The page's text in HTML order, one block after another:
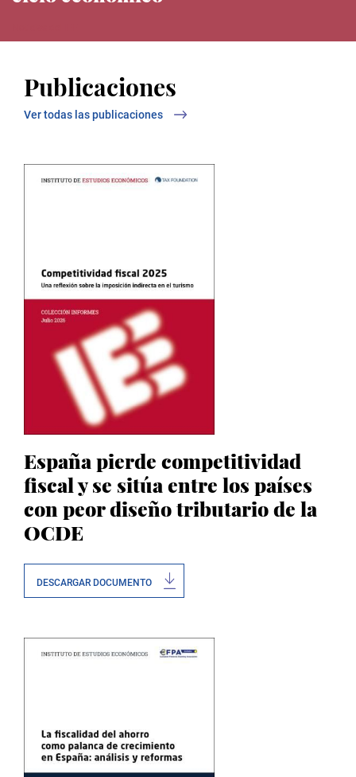
Publicaciones
Ver todas las publicaciones
España pierde competitividad
fiscal y se sitúa entre los países
con peor diseño tributario de la
OCDE
DESCARGAR DOCUMENTO